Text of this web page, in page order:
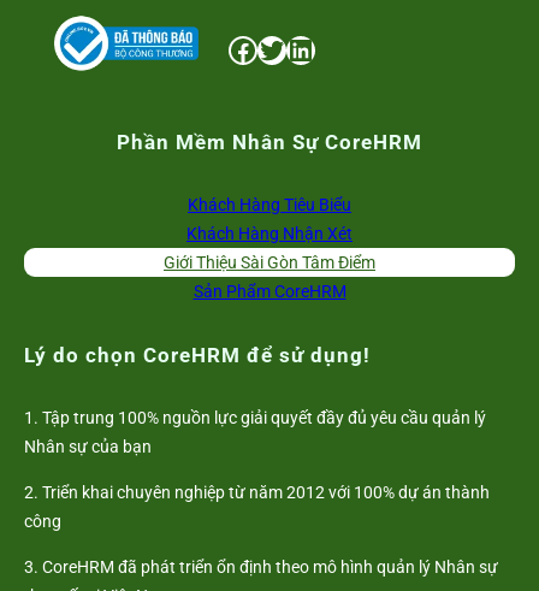
Facebook Twitter LinkedIn
Phần Mềm Nhân Sự CoreHRM
Khách Hàng Tiêu Biểu
Khách Hàng Nhận Xét
Giới Thiệu Sài Gòn Tâm Điểm
Sản Phẩm CoreHRM
Lý do chọn CoreHRM để sử dụng!
1. Tập trung 100% nguồn lực giải quyết đầy đủ yêu cầu quản lý
Nhân sự của bạn
2. Triển khai chuyên nghiệp từ năm 2012 với 100% dự án thành
công
3. CoreHRM đã phát triển ổn định theo mô hình quản lý Nhân sự